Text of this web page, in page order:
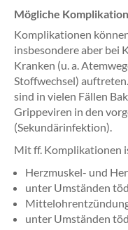
Mögliche
Komplikationen
insbesondere aber bei
Kranken (u. a.
Stoffwechsel)
sind in vielen Fällen
Grippeviren in den
(Sekundärinfektion).
Mit ff. Komplikationen
Herzmuskel- und
unter Umständen
unter Umständen